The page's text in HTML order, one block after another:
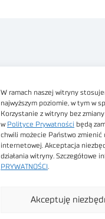
W ramach naszej witryny
najwyższym poziomie, w tym w
Korzystanie z witryny bez
w Polityce Prywatności będą
chwili możecie Państwo zmienić
internetowej. Akceptacja
działania witryny. Szczegółowe
PRYWATNOŚCI
Akceptuję
Dostępność
Regulamin
Regulamin